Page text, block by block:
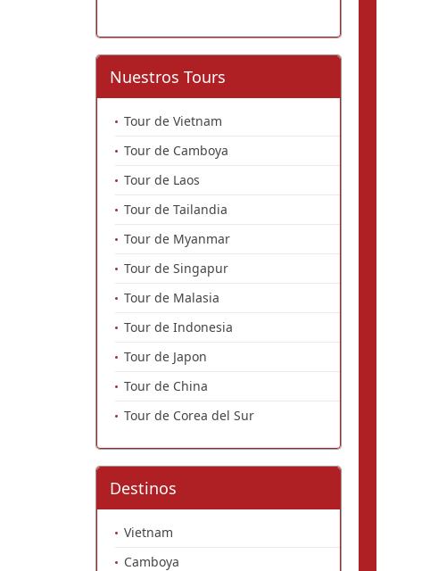
Nuestros Tours
Tour de Vietnam
Tour de Camboya
Tour de Laos
Tour de Tailandia
Tour de Myanmar
Tour de Singapur
Tour de Malasia
Tour de Indonesia
Tour de Japon
Tour de China
Tour de Corea del Sur
Destinos
Vietnam
Camboya